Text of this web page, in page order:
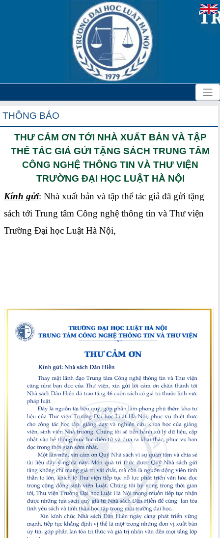
THÔNG BÁO
THƯ CẢM ƠN TỚI NHÀ XUẤT BẢN VÀ TẬP
THỂ TÁC GIẢ GỬI TẶNG SÁCH TRUNG TÂM
CÔNG NGHỆ THÔNG TIN VÀ THƯ VIỆN
TRƯỜNG ĐẠI HỌC LUẬT HÀ NỘI
Kính gửi: Nhà xuất bản và tập thể tác giả đã gửi tặng
sách tới Trung tâm Công nghệ thông tin và Thư viện
Trường Đại học Luật Hà Nội,